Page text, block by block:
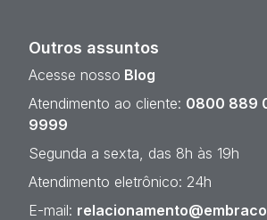
Outros assuntos
Acesse nosso Blog
Atendimento ao cliente: 0800 889
9999
Segunda a sexta, das 8h às 19h
Atendimento eletrônico: 24h
E-mail: